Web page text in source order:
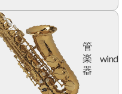
管
楽
器
wind